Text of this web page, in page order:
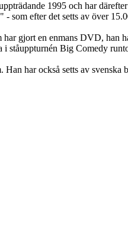
1995 och har
som efter det setts av över
gjort en enmans DVD, han
i ståuppturnén Big Comedy
har också setts av svenska